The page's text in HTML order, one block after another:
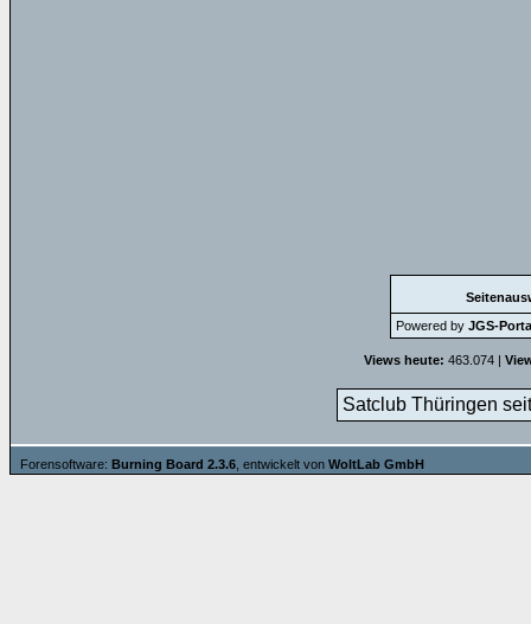
Powered by JGS-
Views heute: 463.074 |
Satclub Thüringen
Forensoftware: Burning Board 2.3.6 , entwickelt von WoltLab GmbH